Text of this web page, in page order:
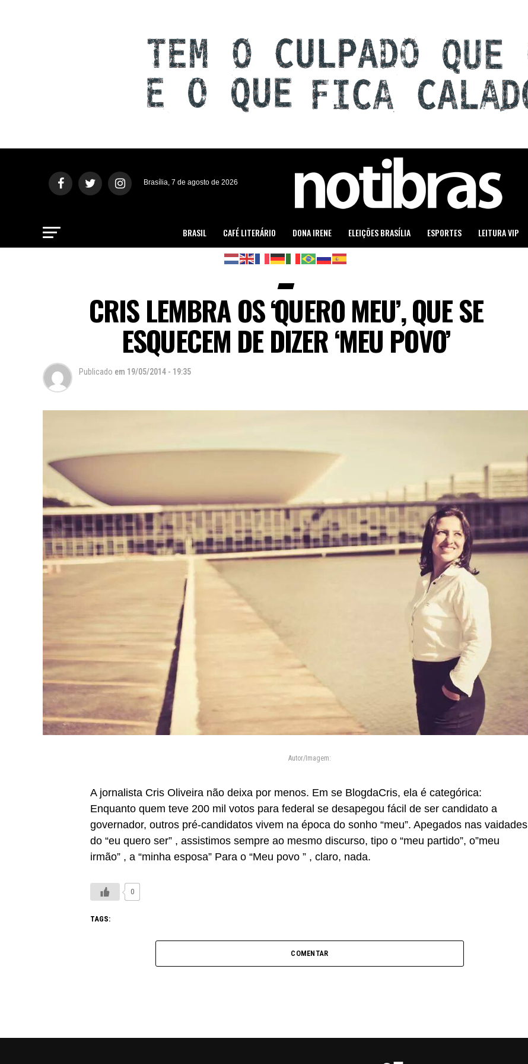
Brasília, 7 de agosto de 2026
BRASIL CAFÉ LITERÁRIO DONA IRENE ELEIÇÕES BRASÍLIA ESPORTES LEITURA VIP
CRIS LEMBRA OS ‘QUERO MEU’, QUE SE
ESQUECEM DE DIZER ‘MEU POVO’
Publicado em 19/05/2014 - 19:35
Autor/Imagem:
A jornalista Cris Oliveira não deixa por menos. Em se BlogdaCris, ela é categórica:
Enquanto quem teve 200 mil votos para federal se desapegou fácil de ser candidato a
governador, outros pré-candidatos vivem na época do sonho “meu”. Apegados nas vaidades
do “eu quero ser” , assistimos sempre ao mesmo discurso, tipo o “meu partido”, o”meu
irmão” , a “minha esposa” Para o “Meu povo ” , claro, nada.
0
TAGS:
COMENTAR